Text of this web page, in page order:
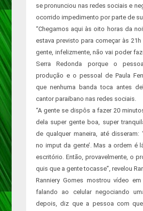
se pronunciou nas redes sociais e
ocorrido impedimento por parte de
“Chegamos aqui às oito horas da
estava previsto para começar às 21h
gente, infelizmente, não vai poder
Serra Redonda porque o
produção e o pessoal de Paula
que nenhuma banda toca antes
cantor paraibano nas redes sociais.
“A gente se dispôs a fazer 20
dela super gente boa, super
de qualquer maneira, até disseram:
no imput da gente’. Mas a ordem é
escritório. Então, provavelmente, o
quis que a gente tocasse”, revelou
Ranniery Gomes mostrou vídeo
falando ao celular negociando
depois, diz que a pessoa com